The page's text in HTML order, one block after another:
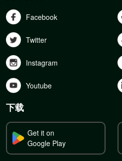
Facebook
Twitter
Instagram
Youtube
下载
Get it on
Google Play